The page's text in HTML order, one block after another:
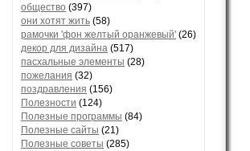
общество (397)
они хотят жить (58)
рамочки 'фон желтый оранжевый' (26)
декор для дизайна (517)
пасхальные элементы (28)
пожелания (32)
поздравления (156)
Полезности (124)
Полезные программы (84)
Полезные сайты (21)
Полезные советы (285)